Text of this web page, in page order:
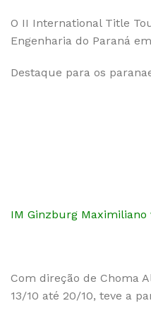
O II International Title
Engenharia do Paraná
Destaque para os
IM Ginzburg Maximiliano
Com direção de Choma
13/10 até 20/10, teve a